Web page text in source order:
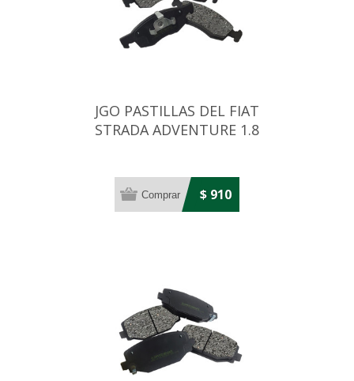
JGO PASTILLAS DEL FIAT
STRADA ADVENTURE 1.8
$ 910